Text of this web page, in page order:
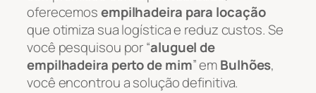
oferecemosempilhadeira para locação
que otimiza sua logística e reduz custos. Se
você pesquisou por “aluguel de
empilhadeira perto de mim” emBulhões,
você encontrou a solução definitiva.